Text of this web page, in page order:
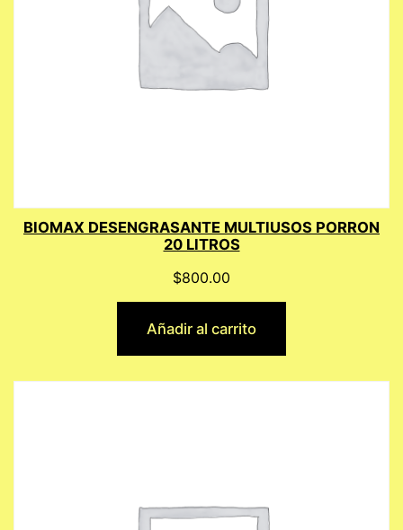
BIOMAX DESENGRASANTE MULTIUSOS PORRON
20 LITROS
$800.00
Añadir al carrito